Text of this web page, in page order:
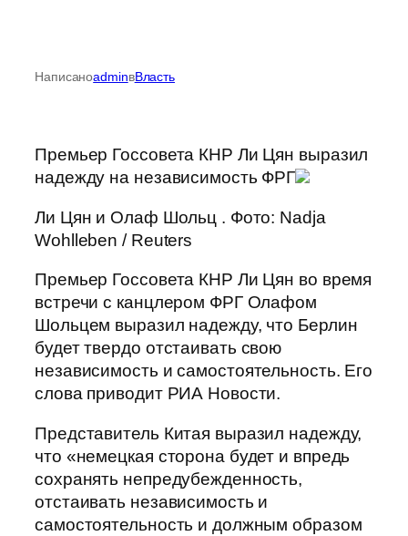
НаписаноadminвВласть
Премьер Госсовета КНР Ли Цян выразил
надежду на независимость ФРГ
Ли Цян и Олаф Шольц . Фото: Nadja
Wohlleben / Reuters
Премьер Госсовета КНР Ли Цян во время
встречи с канцлером ФРГ Олафом
Шольцем выразил надежду, что Берлин
будет твердо отстаивать свою
независимость и самостоятельность. Его
слова приводит РИА Новости.
Представитель Китая выразил надежду,
что «немецкая сторона будет и впредь
сохранять непредубежденность,
отстаивать независимость и
самостоятельность и должным образом